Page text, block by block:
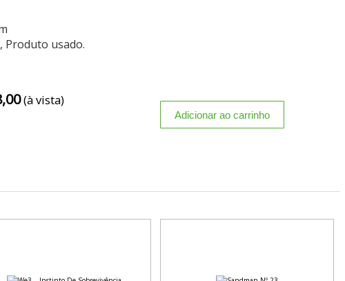
Produto usado.
(à vista)